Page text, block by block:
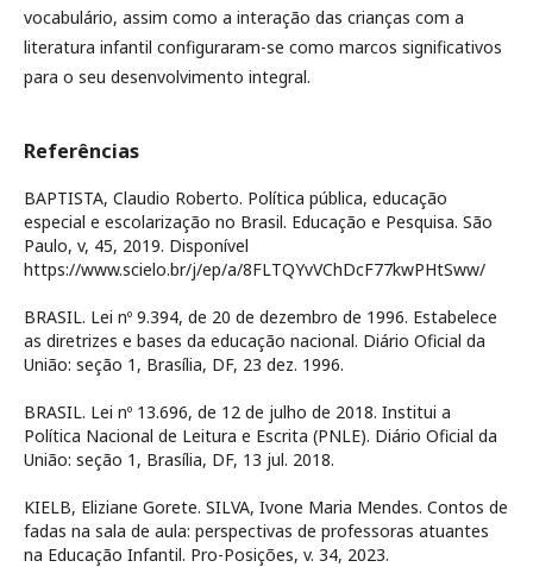
vocabulário, assim como a interação das crianças com a
literatura infantil configuraram-se como marcos significativos
para o seu desenvolvimento integral.
Referências
BAPTISTA, Claudio Roberto. Política pública, educação
especial e escolarização no Brasil. Educação e Pesquisa. São
Paulo, v, 45, 2019. Disponível
https://www.scielo.br/j/ep/a/8FLTQYvVChDcF77kwPHtSww/
BRASIL. Lei nº 9.394, de 20 de dezembro de 1996. Estabelece
as diretrizes e bases da educação nacional. Diário Oficial da
União: seção 1, Brasília, DF, 23 dez. 1996.
BRASIL. Lei nº 13.696, de 12 de julho de 2018. Institui a
Política Nacional de Leitura e Escrita (PNLE). Diário Oficial da
União: seção 1, Brasília, DF, 13 jul. 2018.
KIELB, Eliziane Gorete. SILVA, Ivone Maria Mendes. Contos de
fadas na sala de aula: perspectivas de professoras atuantes
na Educação Infantil. Pro-Posições, v. 34, 2023.